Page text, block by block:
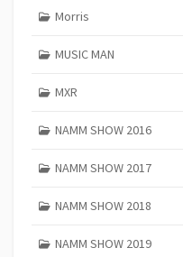
Morris
MUSIC MAN
MXR
NAMM SHOW 2016
NAMM SHOW 2017
NAMM SHOW 2018
NAMM SHOW 2019